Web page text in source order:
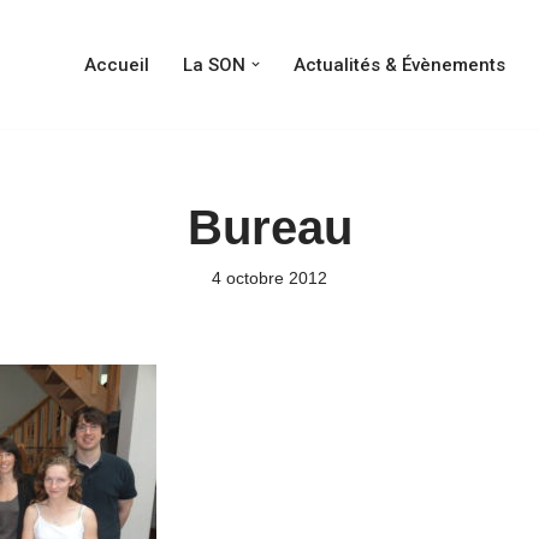
Accueil La SON Actualités & Évènements
Bureau
4 octobre 2012